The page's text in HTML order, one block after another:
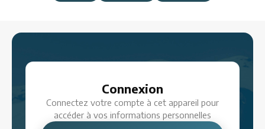
Activités
Connexion
Connectez votre compte à cet appareil pour
accéder à vos informations personnelles